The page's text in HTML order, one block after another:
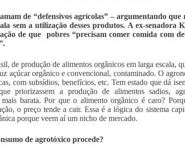
de “defensivos agrícolas” – argumentando que
sem a utilização desses produtos. A ex-senadora
de que pobres “precisam comer comida com
de produção de alimentos orgânicos em larga escala,
açúcar orgânico e convencional, contaminado. O
com subsídios, benefícios, etc. Tem estado que dá
priorizassem a produção de alimentos sadios,
barata. Por que o alimento orgânico é caro?
o preço tende a cair. Essa é a lógica do sistema
porque veem aí um nicho de mercado.
de agrotóxico procede?